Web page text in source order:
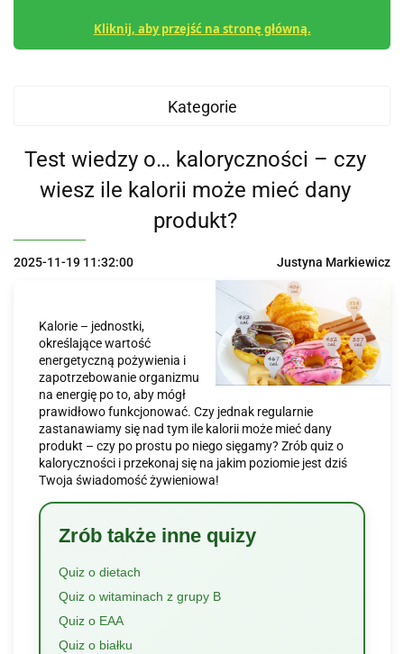
Kliknij, aby przejść na stronę główną.
Kategorie
Test wiedzy o… kaloryczności – czy
wiesz ile kalorii może mieć dany
produkt?
2025-11-19 11:32:00 Justyna Markiewicz
Kalorie – jednostki,
określające wartość
energetyczną pożywienia i
zapotrzebowanie organizmu
na energię po to, aby mógł
prawidłowo funkcjonować. Czy jednak regularnie
zastanawiamy się nad tym ile kalorii może mieć dany
produkt – czy po prostu po niego sięgamy? Zrób quiz o
kaloryczności i przekonaj się na jakim poziomie jest dziś
Twoja świadomość żywieniowa!
Zrób także inne quizy
Quiz o dietach
Quiz o witaminach z grupy B
Quiz o EAA
Quiz o białku